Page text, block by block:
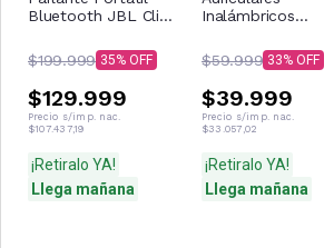
Bluetooth JBL Clip
$199.999 35
$129.999
Precio s/imp. nac.
$107.437,19
¡Retiralo YA!
Llega mañana
Inalámbricos
Negro
$59.999 33
$39.999
Precio s/imp. nac.
$33.057,02
¡Retiralo YA!
Llega mañana